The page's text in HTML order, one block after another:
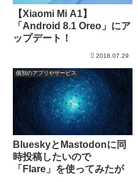
【Xiaomi Mi A1】
「Android 8.1 Oreo」にア
ップデート！
2018.07.29
個別のアプリやサービス
BlueskyとMastodonに同
時投稿したいので
「Flare」を使ってみたが